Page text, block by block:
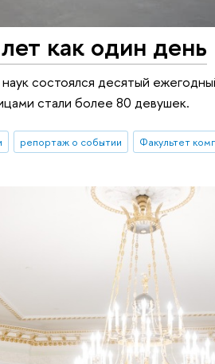
как один день
состоялся десятый
стали более 80 девушек.
репортаж о событии Факультет